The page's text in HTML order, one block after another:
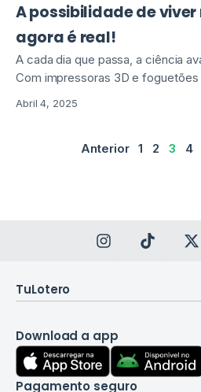
A possibilidade de
agora é real!
A cada dia que passa, a ciência
Com impressoras 3D e foguetões
Abril 4, 2025
Anterior 1 2 3 4
TuLotero
Download a app
Pagamento seguro